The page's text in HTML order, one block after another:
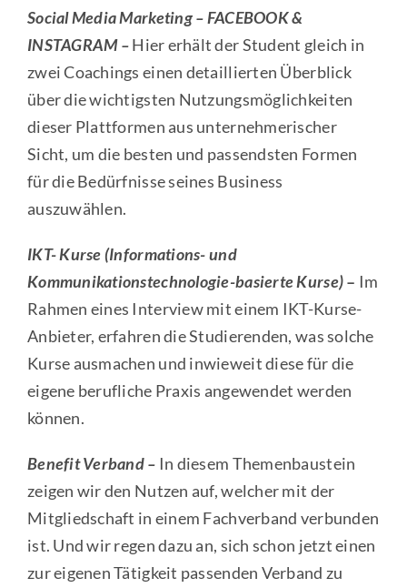
Social Media Marketing – FACEBOOK &
INSTAGRAM –Hier erhält der Student gleich in
zwei Coachings einen detaillierten Überblick
über die wichtigsten Nutzungsmöglichkeiten
dieser Plattformen aus unternehmerischer
Sicht, um die besten und passendsten Formen
für die Bedürfnisse seines Business
auszuwählen.
IKT- Kurse (Informations- und
Kommunikationstechnologie-basierte Kurse)– Im
Rahmen eines Interview mit einem IKT-Kurse-
Anbieter, erfahren die Studierenden, was solche
Kurse ausmachen und inwieweit diese für die
eigene berufliche Praxis angewendet werden
können.
Benefit Verband – In diesem Themenbaustein
zeigen wir den Nutzen auf, welcher mit der
Mitgliedschaft in einem Fachverband verbunden
ist. Und wir regen dazu an, sich schon jetzt einen
zur eigenen Tätigkeit passenden Verband zu